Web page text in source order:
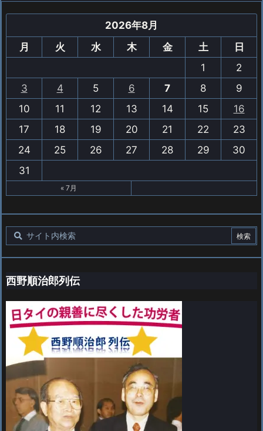
2026年8月
月
火 水 木 金 土
日
1
2
3
4 5 6 7 8
9
10
11 12 13 14 15
16
17
18 19 20 21 22
23
24
25 26 27 28 29
30
31
« 7月
西野順治郎列伝